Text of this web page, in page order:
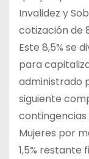
Invalidez y
cotización de
Este 8,5% se
para
administrado
siguiente
contingencias
Mujeres por
1,5% restante